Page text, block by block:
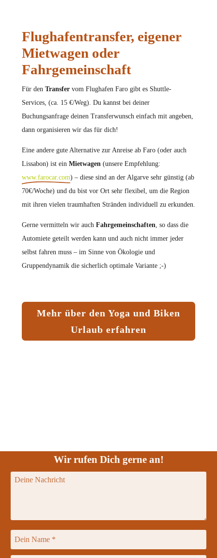
Flughafentransfer, eigener
Mietwagen oder
Fahrgemeinschaft
Für den Transfervom Flughafen Faro gibt es Shuttle-
Services, (ca. 15 €/Weg). Du kannst bei deiner
Buchungsanfrage deinen Transferwunsch einfach mit angeben,
dann organisieren wir das für dich!
Eine andere gute Alternative zur Anreise ab Faro (oder auch
Lissabon) ist ein Mietwagen(unsere Empfehlung:
www.farocar.com) – diese sind an der Algarve sehr günstig (ab
70€/Woche) und du bist vor Ort sehr flexibel, um die Region
mit ihren vielen traumhaften Stränden individuell zu erkunden.
Gerne vermitteln wir auch Fahrgemeinschaften, so dass die
Automiete geteilt werden kann und auch nicht immer jeder
selbst fahren muss – im Sinne von Ökologie und
Gruppendynamik die sicherlich optimale Variante ;-)
Mehr über den Yoga und Biken
Urlaub erfahren
Wir rufen Dich gerne an!